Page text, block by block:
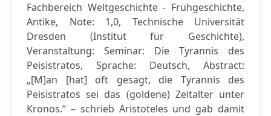
Fachbereich Weltgeschichte - Frühgeschichte,
Antike, Note: 1,0, Technische Universität
Dresden (Institut für Geschichte),
Veranstaltung: Seminar: Die Tyrannis des
Peisistratos, Sprache: Deutsch, Abstract:
„[M]an [hat] oft gesagt, die Tyrannis des
Peisistratos sei das (goldene) Zeitalter unter
Kronos.“ – schrieb Aristoteles und gab damit